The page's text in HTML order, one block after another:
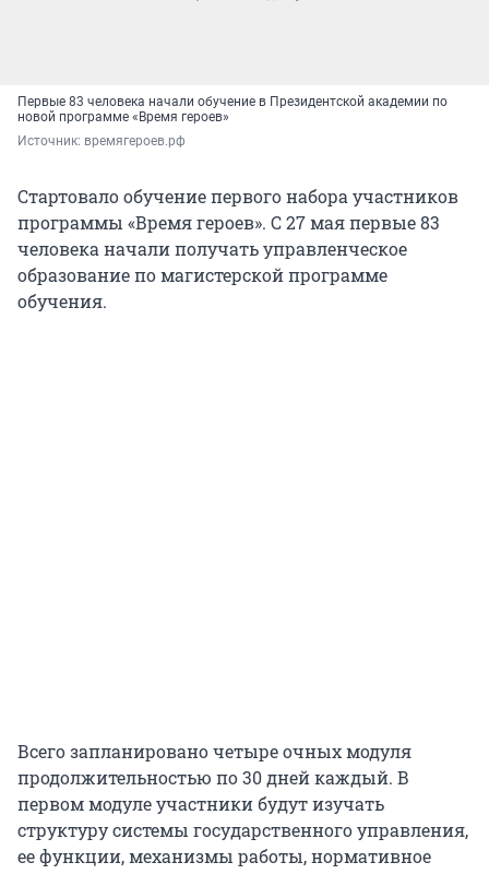
Первые 83 человека начали обучение в Президентской академии по
новой программе «Время героев»
Источник: времягероев.рф
Стартовало обучение первого набора участников
программы «Время героев». С 27 мая первые 83
человека начали получать управленческое
образование по магистерской программе
обучения.
Всего запланировано четыре очных модуля
продолжительностью по 30 дней каждый. В
первом модуле участники будут изучать
структуру системы государственного управления,
ее функции, механизмы работы, нормативное